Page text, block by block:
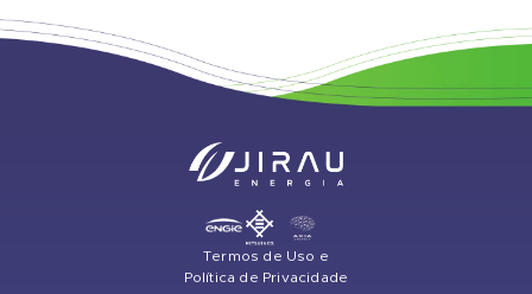
Termos de Uso e
Política de Privacidade